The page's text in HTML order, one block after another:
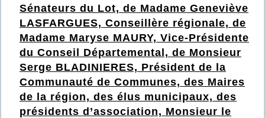
Sénateurs du Lot, de Madame Geneviève
LASFARGUES, Conseillère régionale, de
Madame Maryse MAURY, Vice-Présidente
du Conseil Départemental, de Monsieur
Serge BLADINIERES, Président de la
Communauté de Communes, des Maires
de la région, des élus municipaux, des
présidents d’association, Monsieur le